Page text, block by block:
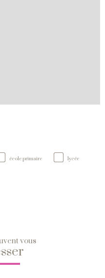
école primaire lycée
vous